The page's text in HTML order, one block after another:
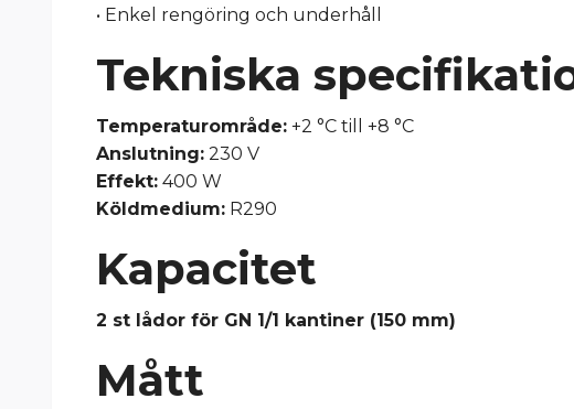
• Enkel rengöring och underhåll
Tekniska
Temperaturområde: +2 °C till +8 °C
Anslutning: 230 V
Effekt: 400 W
Köldmedium: R290
Kapacitet
2 st lådor för GN 1/1 kantiner (150 mm)
Mått